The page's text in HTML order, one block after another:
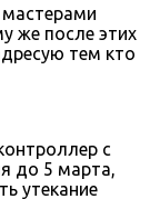
же после этих
тем кто
с
до 5 марта,
утекание